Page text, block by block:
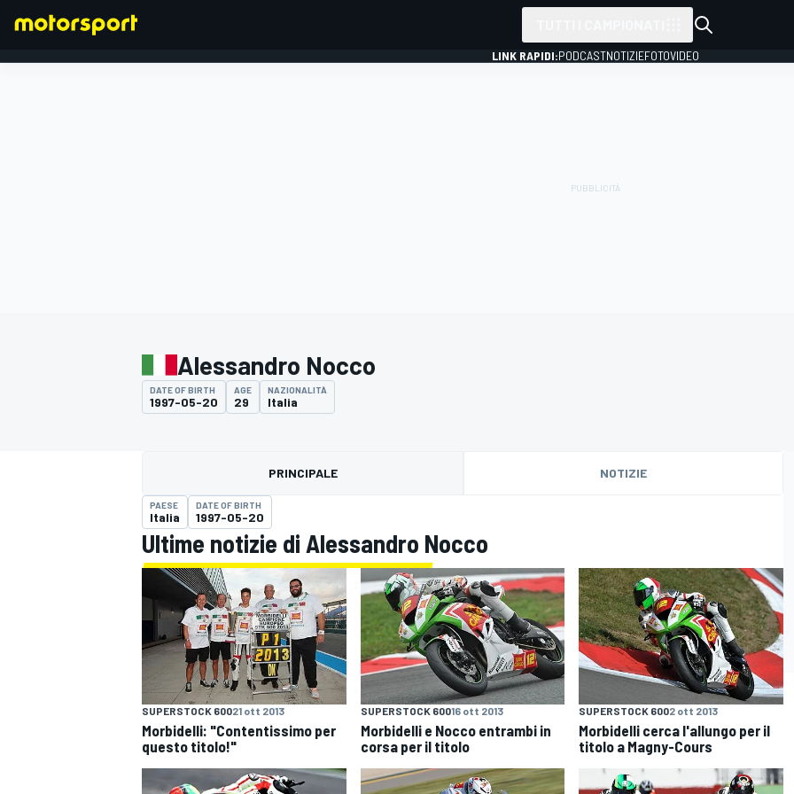
MOTOGP
WRC
LINK RAPIDI:PODCASTNOTIZIEFOTOVIDEO
Alessandro Nocco
DATE OF BIRTH
1997-05-20
AGE
29
NAZIONALITÀ
Italia
PRINCIPALE NOTIZIE
PAESE
Italia
DATE OF BIRTH
1997-05-20
Ultime notizie di Alessandro Nocco
SUPERSTOCK 60021 ott 2013
Morbidelli: "Contentissimo per
questo titolo!"
SUPERSTOCK 60016 ott 2013
Morbidelli e Nocco entrambi in
corsa per il titolo
SUPERSTOCK 6002 ott 2013
Morbidelli cerca l'allungo per il
titolo a Magny-Cours